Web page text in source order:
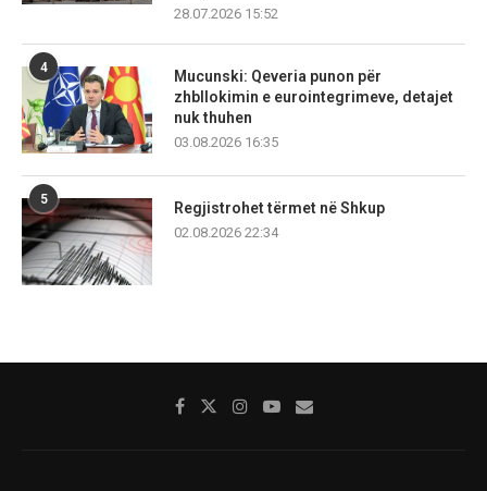
28.07.2026 15:52
4
Mucunski: Qeveria punon për
zhbllokimin e eurointegrimeve, detajet
nuk thuhen
03.08.2026 16:35
5
Regjistrohet tërmet në Shkup
02.08.2026 22:34